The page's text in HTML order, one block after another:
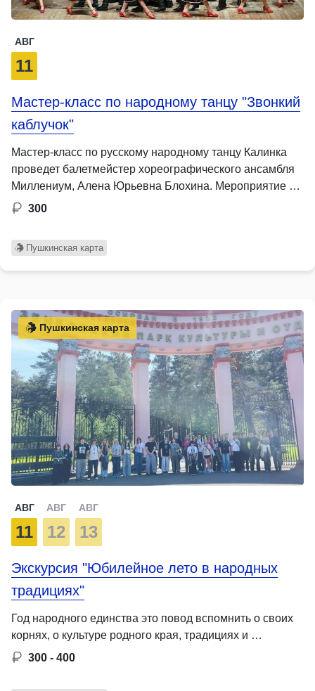
АВГ
11
Мастер-класс по народному танцу "Звонкий
каблучок"
Мастер-класс по русскому народному танцу Калинка
проведет балетмейстер хореографического ансамбля
Миллениум, Алена Юрьевна Блохина. Мероприятие …
300
Пушкинская карта
Пушкинская карта
АВГ
11
АВГ
12
АВГ
13
Экскурсия "Юбилейное лето в народных
традициях"
Год народного единства это повод вспомнить о своих
корнях, о культуре родного края, традициях и …
300 - 400